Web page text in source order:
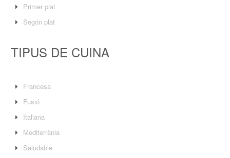
Primer plat
Segón plat
TIPUS DE CUINA
Francesa
Fusió
Italiana
Mediterrània
Saludable